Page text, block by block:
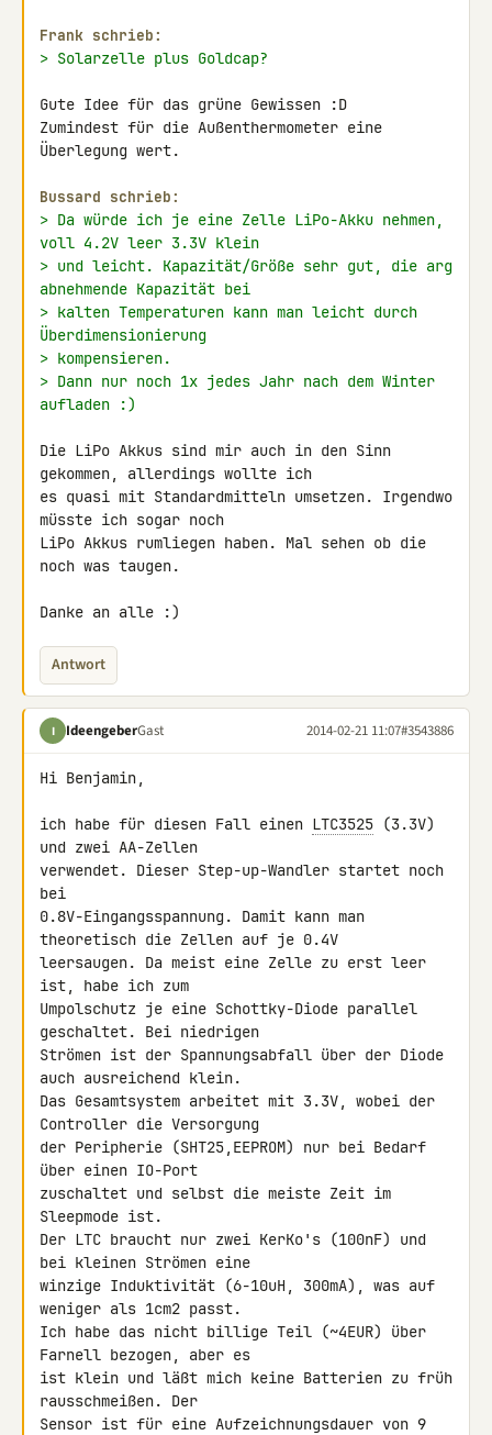
Frank schrieb:
> Solarzelle plus Goldcap?
Gute Idee für das grüne Gewissen :D
Zumindest für die Außenthermometer eine
Überlegung wert.
Bussard schrieb:
> Da würde ich je eine Zelle LiPo-Akku nehmen,
voll 4.2V leer 3.3V klein
> und leicht. Kapazität/Größe sehr gut, die arg
abnehmende Kapazität bei
> kalten Temperaturen kann man leicht durch
Überdimensionierung
> kompensieren.
> Dann nur noch 1x jedes Jahr nach dem Winter
aufladen :)
Die LiPo Akkus sind mir auch in den Sinn
gekommen, allerdings wollte ich
es quasi mit Standardmitteln umsetzen. Irgendwo
müsste ich sogar noch
LiPo Akkus rumliegen haben. Mal sehen ob die
noch was taugen.
Danke an alle :)
Antwort
I IdeengeberGast 2014-02-21 11:07#3543886
Hi Benjamin,
ich habe für diesen Fall einen LTC3525 (3.3V)
und zwei AA-Zellen
verwendet. Dieser Step-up-Wandler startet noch
bei
0.8V-Eingangsspannung. Damit kann man
theoretisch die Zellen auf je 0.4V
leersaugen. Da meist eine Zelle zu erst leer
ist, habe ich zum
Umpolschutz je eine Schottky-Diode parallel
geschaltet. Bei niedrigen
Strömen ist der Spannungsabfall über der Diode
auch ausreichend klein.
Das Gesamtsystem arbeitet mit 3.3V, wobei der
Controller die Versorgung
der Peripherie (SHT25,EEPROM) nur bei Bedarf
über einen IO-Port
zuschaltet und selbst die meiste Zeit im
Sleepmode ist.
Der LTC braucht nur zwei KerKo's (100nF) und
bei kleinen Strömen eine
winzige Induktivität (6-10uH, 300mA), was auf
weniger als 1cm2 passt.
Ich habe das nicht billige Teil (~4EUR) über
Farnell bezogen, aber es
ist klein und läßt mich keine Batterien zu früh
rausschmeißen. Der
Sensor ist für eine Aufzeichnungsdauer von 9